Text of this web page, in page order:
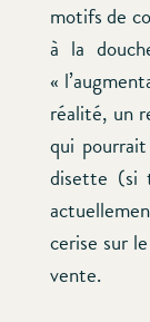
motifs de
à la
«
réalité, un
qui
disette (si
cerise sur
vente.